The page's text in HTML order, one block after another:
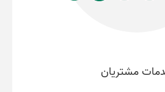
مشتریان